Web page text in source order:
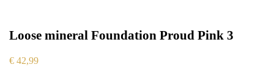
Loose mineral Foundation Proud Pink 3
€ 42,99